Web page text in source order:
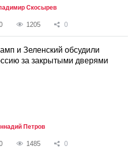
Скосырев
1205 0
и Зеленский обсудили
за закрытыми дверями
Петров
1485 0